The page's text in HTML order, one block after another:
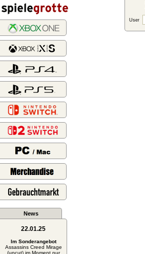
User
News
22.01.25
Im Sonderangebot
Assassins Creed Mirage
(uncut) im Moment nur